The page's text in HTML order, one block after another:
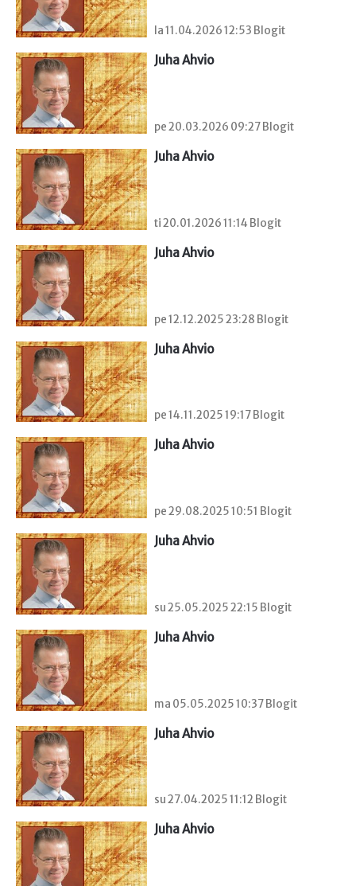
la 11.04.2026 12:53 Blogit
Juha Ahvio
pe 20.03.2026 09:27 Blogit
Juha Ahvio
ti 20.01.2026 11:14 Blogit
Juha Ahvio
pe 12.12.2025 23:28 Blogit
Juha Ahvio
pe 14.11.2025 19:17 Blogit
Juha Ahvio
pe 29.08.2025 10:51 Blogit
Juha Ahvio
su 25.05.2025 22:15 Blogit
Juha Ahvio
ma 05.05.2025 10:37 Blogit
Juha Ahvio
su 27.04.2025 11:12 Blogit
Juha Ahvio